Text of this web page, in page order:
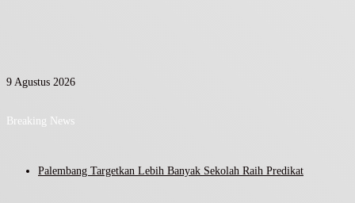
9 Agustus 2026
Breaking News
Palembang Targetkan Lebih Banyak Sekolah Raih Predikat